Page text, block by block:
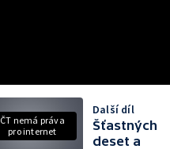
ČT nemá práva
pro internet
Další díl
Šťastných
deset a